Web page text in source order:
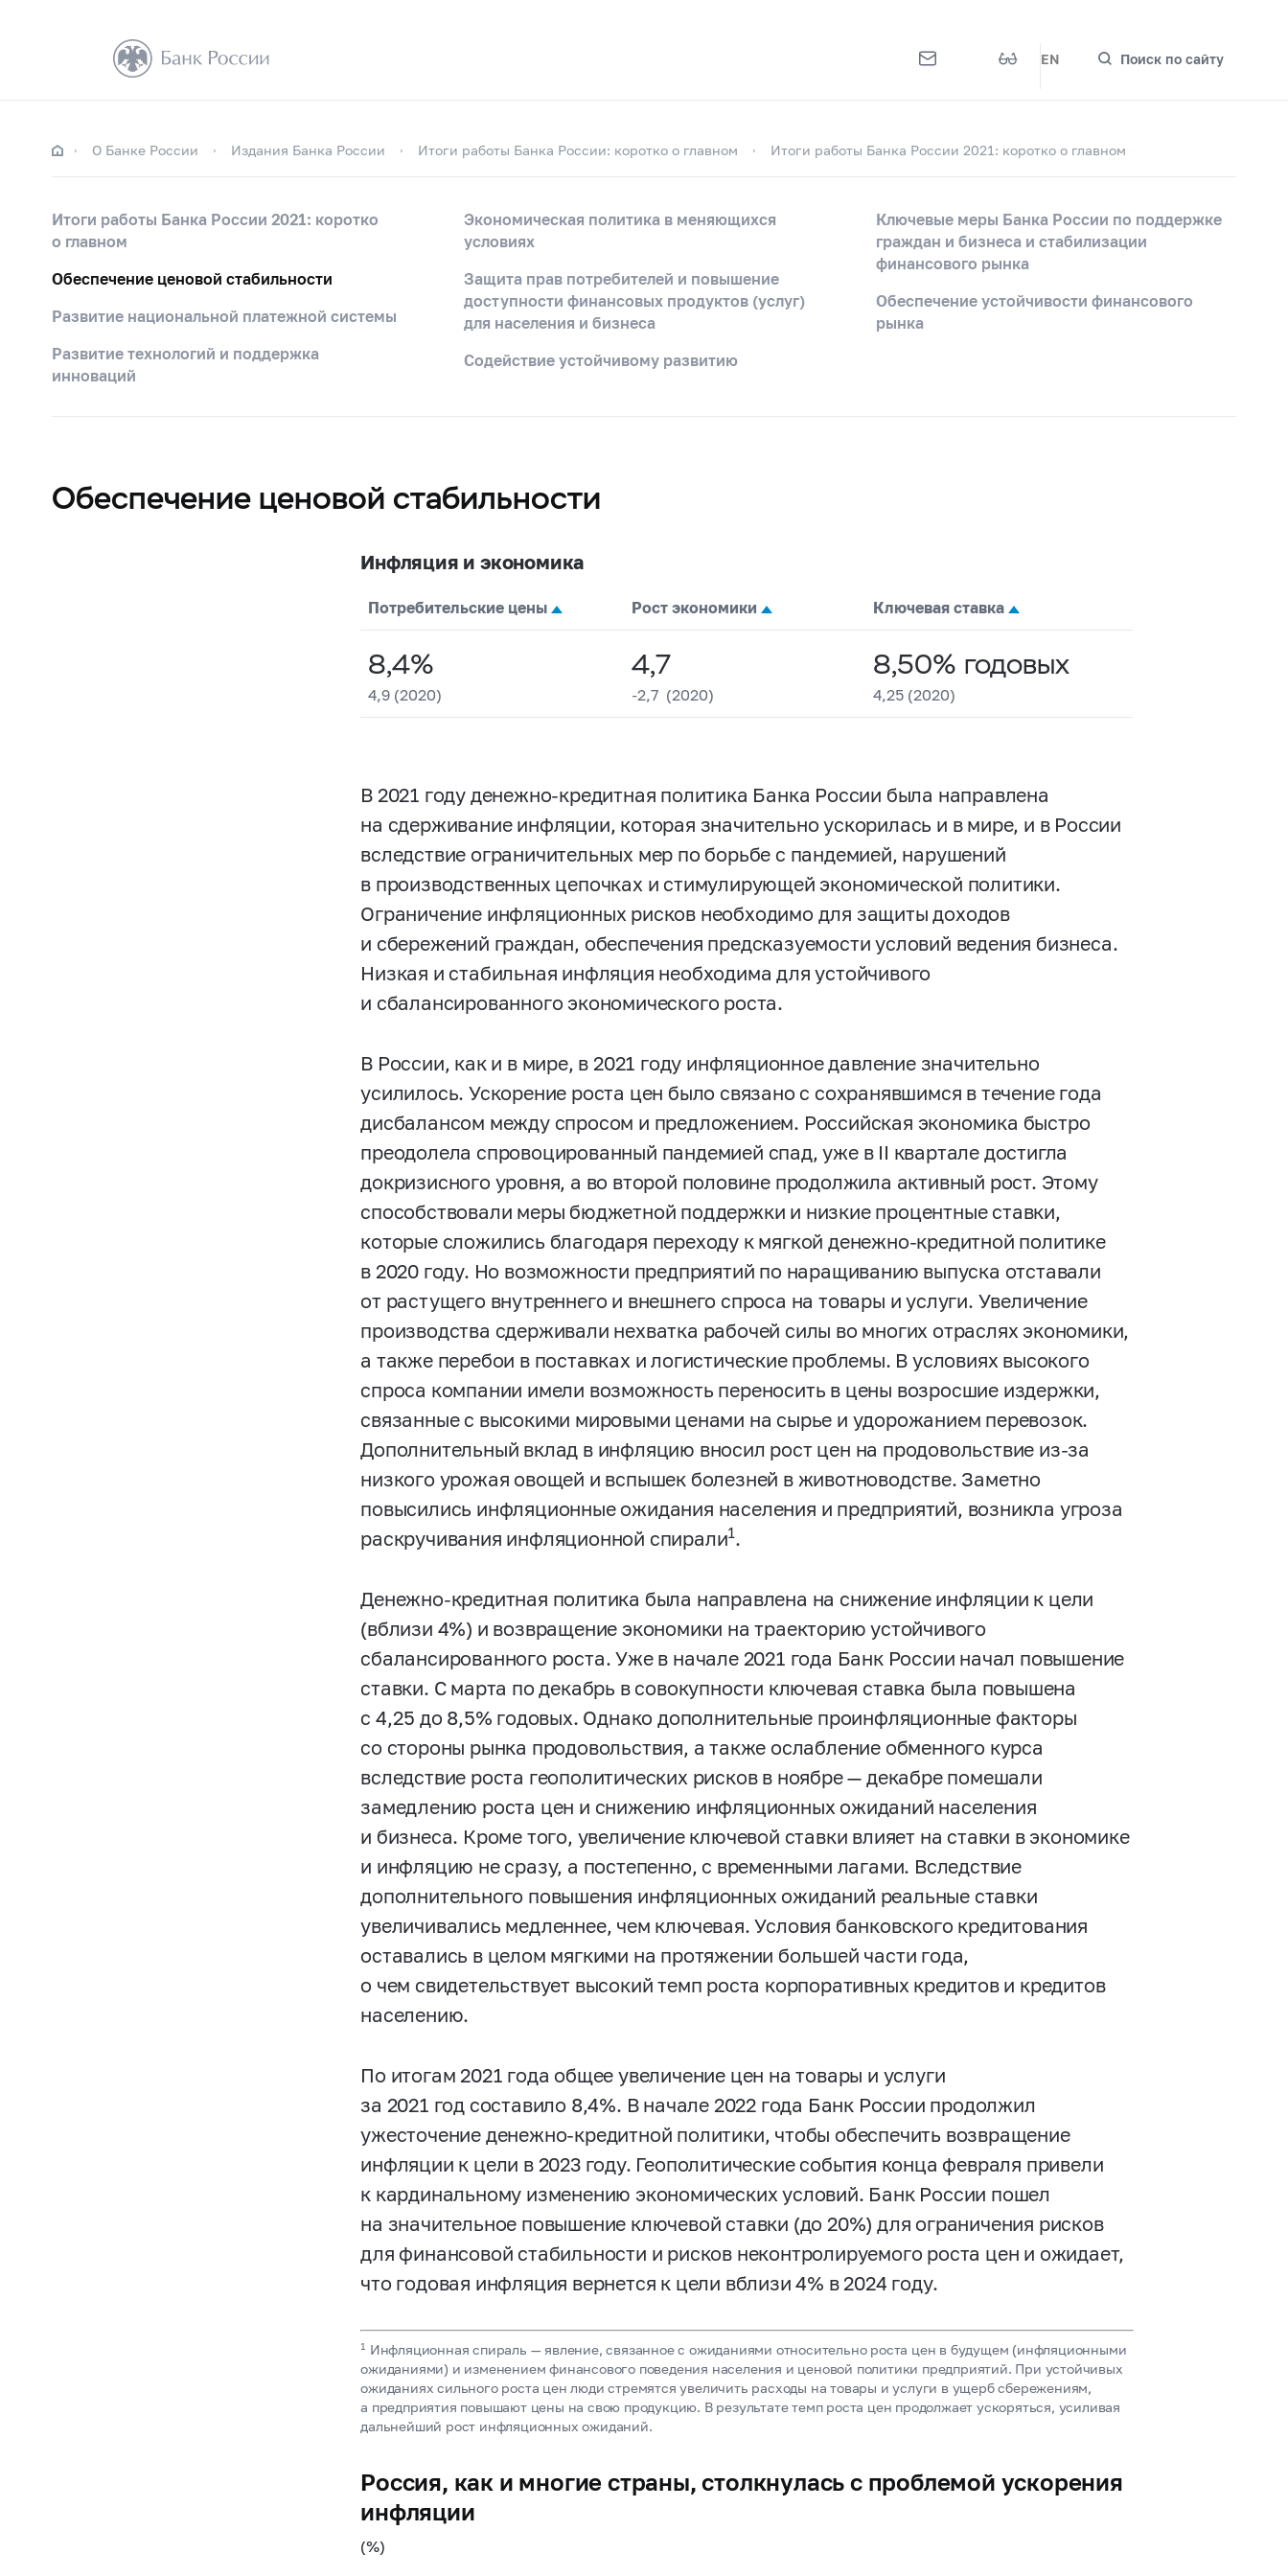
EN Поиск по сайту
О Банке России Издания Банка России Итоги работы Банка России: коротко о главном Итоги работы Банка России 2021: коротко о главном
Итоги работы Банка России 2021: коротко
о главном
Обеспечение ценовой стабильности
Развитие национальной платежной системы
Развитие технологий и поддержка
инноваций
Экономическая политика в меняющихся
условиях
Защита прав потребителей и повышение
доступности финансовых продуктов (услуг)
для населения и бизнеса
Содействие устойчивому развитию
Ключевые меры Банка России по поддержке
граждан и бизнеса и стабилизации
финансового рынка
Обеспечение устойчивости финансового
рынка
Обеспечение ценовой стабильности
Инфляция и экономика
Потребительские цены Рост экономики Ключевая ставка
8,4%
4,9 (2020)
4,7
-2,7 (2020)
8,50% годовых
4,25 (2020)
В 2021 году денежно-кредитная политика Банка России была направлена
на сдерживание инфляции, которая значительно ускорилась и в мире, и в России
вследствие ограничительных мер по борьбе с пандемией, нарушений
в производственных цепочках и стимулирующей экономической политики.
Ограничение инфляционных рисков необходимо для защиты доходов
и сбережений граждан, обеспечения предсказуемости условий ведения бизнеса.
Низкая и стабильная инфляция необходима для устойчивого
и сбалансированного экономического роста.
В России, как и в мире, в 2021 году инфляционное давление значительно
усилилось. Ускорение роста цен было связано с сохранявшимся в течение года
дисбалансом между спросом и предложением. Российская экономика быстро
преодолела спровоцированный пандемией спад, уже в II квартале достигла
докризисного уровня, а во второй половине продолжила активный рост. Этому
способствовали меры бюджетной поддержки и низкие процентные ставки,
которые сложились благодаря переходу к мягкой денежно-кредитной политике
в 2020 году. Но возможности предприятий по наращиванию выпуска отставали
от растущего внутреннего и внешнего спроса на товары и услуги. Увеличение
производства сдерживали нехватка рабочей силы во многих отраслях экономики,
а также перебои в поставках и логистические проблемы. В условиях высокого
спроса компании имели возможность переносить в цены возросшие издержки,
связанные с высокими мировыми ценами на сырье и удорожанием перевозок.
Дополнительный вклад в инфляцию вносил рост цен на продовольствие из-за
низкого урожая овощей и вспышек болезней в животноводстве. Заметно
повысились инфляционные ожидания населения и предприятий, возникла угроза
раскручивания инфляционной спирали1.
Денежно-кредитная политика была направлена на снижение инфляции к цели
(вблизи 4%) и возвращение экономики на траекторию устойчивого
сбалансированного роста. Уже в начале 2021 года Банк России начал повышение
ставки. С марта по декабрь в совокупности ключевая ставка была повышена
с 4,25 до 8,5% годовых. Однако дополнительные проинфляционные факторы
со стороны рынка продовольствия, а также ослабление обменного курса
вследствие роста геополитических рисков в ноябре — декабре помешали
замедлению роста цен и снижению инфляционных ожиданий населения
и бизнеса. Кроме того, увеличение ключевой ставки влияет на ставки в экономике
и инфляцию не сразу, а постепенно, с временными лагами. Вследствие
дополнительного повышения инфляционных ожиданий реальные ставки
увеличивались медленнее, чем ключевая. Условия банковского кредитования
оставались в целом мягкими на протяжении большей части года,
о чем свидетельствует высокий темп роста корпоративных кредитов и кредитов
населению.
По итогам 2021 года общее увеличение цен на товары и услуги
за 2021 год составило 8,4%. В начале 2022 года Банк России продолжил
ужесточение денежно-кредитной политики, чтобы обеспечить возвращение
инфляции к цели в 2023 году. Геополитические события конца февраля привели
к кардинальному изменению экономических условий. Банк России пошел
на значительное повышение ключевой ставки (до 20%) для ограничения рисков
для финансовой стабильности и рисков неконтролируемого роста цен и ожидает,
что годовая инфляция вернется к цели вблизи 4% в 2024 году.
1 Инфляционная спираль — явление, связанное с ожиданиями относительно роста цен в будущем (инфляционными
ожиданиями) и изменением финансового поведения населения и ценовой политики предприятий. При устойчивых
ожиданиях сильного роста цен люди стремятся увеличить расходы на товары и услуги в ущерб сбережениям,
а предприятия повышают цены на свою продукцию. В результате темп роста цен продолжает ускоряться, усиливая
дальнейший рост инфляционных ожиданий.
Россия, как и многие страны, столкнулась с проблемой ускорения
инфляции
(%)